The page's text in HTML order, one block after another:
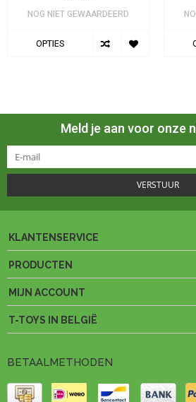
NOG NIET GEWAARDEERD
OPTIES
Meld je aan voor onze
VERSTUUR
KLANTENSERVICE
PRODUCTEN
MIJN ACCOUNT
T-TOYS IN BELGIË
BETAALMETHODEN